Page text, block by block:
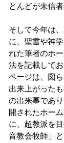
とんどが未信
そして今年は
に、聖書や神
れた筆者のホ
法を記載して
ページは、図
出来上がった
の出来事であ
開されたホー
に、超教派を
音教会牧師」